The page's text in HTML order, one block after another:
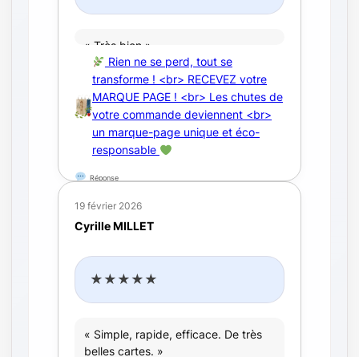
« Très bien »
Rien ne se perd, tout se
transforme ! <br> RECEVEZ votre
MARQUE PAGE ! <br> Les chutes de
votre commande deviennent <br>
un marque-page unique et éco-
responsable
Réponse
19 février 2026
Cyrille MILLET
★★★★★
« Simple, rapide, efficace. De très
belles cartes. »